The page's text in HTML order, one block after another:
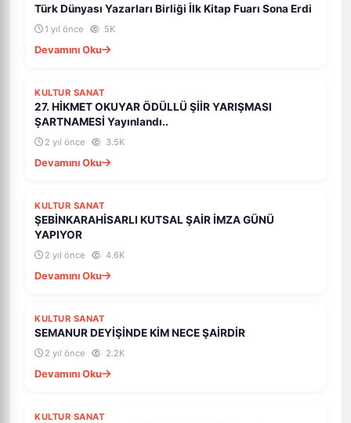
Türk Dünyası Yazarları Birliği İlk Kitap Fuarı Sona Erdi
1 yıl önce 5K
Devamını Oku
KULTUR SANAT
27. HİKMET OKUYAR ÖDÜLLÜ ŞİİR YARIŞMASI
ŞARTNAMESİ Yayınlandı..
2 yıl önce 3.5K
Devamını Oku
KULTUR SANAT
ŞEBİNKARAHİSARLI KUTSAL ŞAİR İMZA GÜNÜ
YAPIYOR
2 yıl önce 4.6K
Devamını Oku
KULTUR SANAT
SEMANUR DEYİŞİNDE KİM NECE ŞAİRDİR
2 yıl önce 2.2K
Devamını Oku
KULTUR SANAT